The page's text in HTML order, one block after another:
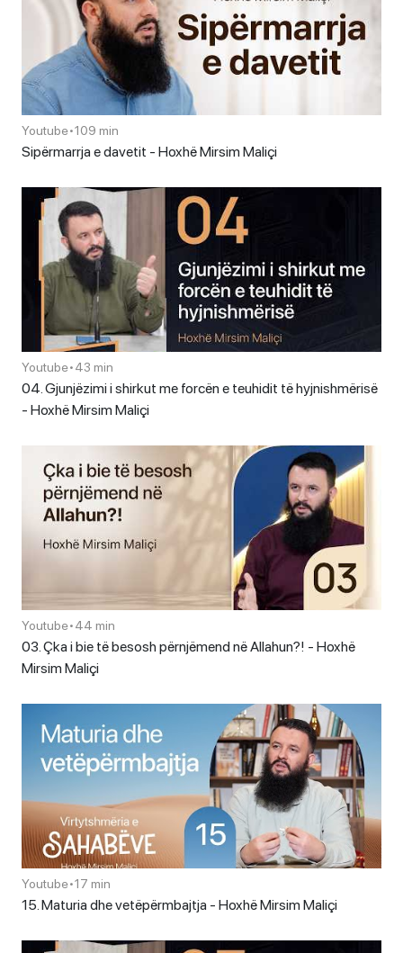
Youtube•109 min
Sipërmarrja e davetit - Hoxhë Mirsim Maliçi
Youtube•43 min
04. Gjunjëzimi i shirkut me forcën e teuhidit të hyjnishmërisë
- Hoxhë Mirsim Maliçi
Youtube•44 min
03. Çka i bie të besosh përnjëmend në Allahun?! - Hoxhë
Mirsim Maliçi
Youtube•17 min
15. Maturia dhe vetëpërmbajtja - Hoxhë Mirsim Maliçi